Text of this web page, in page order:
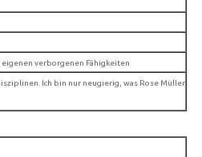
eigenen verborgenen Fähigkeiten
Ich bin nur neugierig, was Rose Müller